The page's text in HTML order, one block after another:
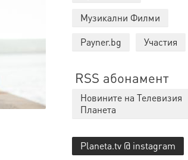
Музикални Филми
Payner.bg
Участия
RSS абонамент
Новините на Телевизия
Планета
Planeta.tv @ instagram